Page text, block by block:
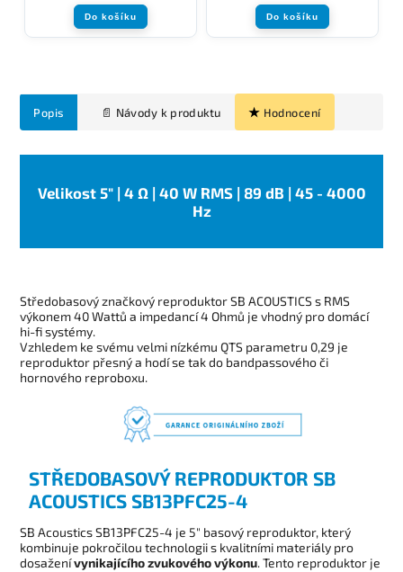
Do košíku Do košíku
Popis Hodnocení
Velikost 5" | 4 Ω | 40 W RMS | 89 dB | 45 - 4000
Hz
Středobasový značkový reproduktor SB ACOUSTICS s RMS
výkonem 40 Wattů a impedancí 4 Ohmů je vhodný pro domácí
hi-fi systémy.
Vzhledem ke svému velmi nízkému QTS parametru 0,29 je
reproduktor přesný a hodí se tak do bandpassového či
hornového reproboxu.
STŘEDOBASOVÝ REPRODUKTOR SB
ACOUSTICS SB13PFC25-4
SB Acoustics SB13PFC25-4 je 5" basový reproduktor, který
kombinuje pokročilou technologii s kvalitními materiály pro
dosaženívynikajícího zvukového výkonu. Tento reproduktor je